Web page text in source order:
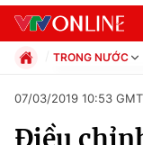
TRONG NƯỚC
Xã hội
Pháp luật
07/03/2019 10:53